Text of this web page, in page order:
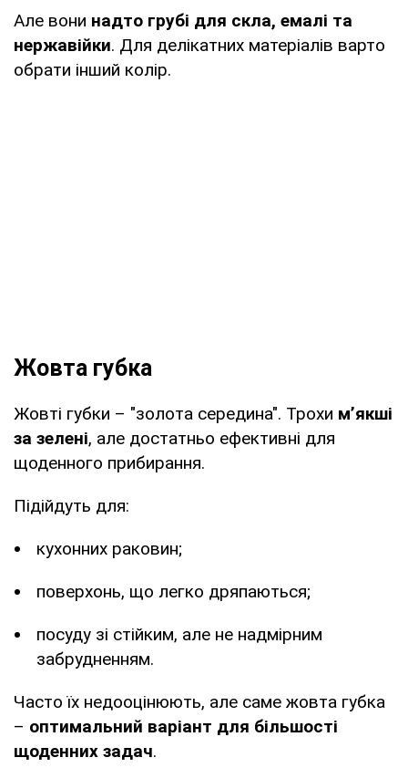
Але вони надто грубі для скла, емалі та
нержавійки. Для делікатних матеріалів варто
обрати інший колір.
Жовта губка
Жовті губки – "золота середина". Трохи м’якші
за зелені, але достатньо ефективні для
щоденного прибирання.
Підійдуть для:
кухонних раковин;
поверхонь, що легко дряпаються;
посуду зі стійким, але не надмірним
забрудненням.
Часто їх недооцінюють, але саме жовта губка
– оптимальний варіант для більшості
щоденних задач.